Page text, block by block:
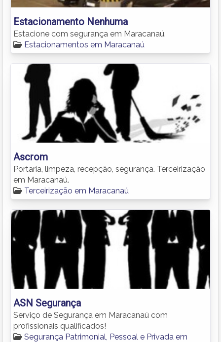
Estacionamento Nenhuma
Estacione com segurança em Maracanaú.
Estacionamentos em Maracanaú
Ascrom
Portaria, limpeza, recepção, segurança. Terceirização
em Maracanaú.
Terceirização em Maracanaú
ASN Segurança
Serviço de Segurança em Maracanaú com
profissionais qualificados!
Segurança Patrimonial, Pessoal e Privada em